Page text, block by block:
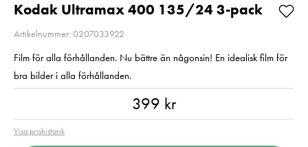
Lägg i
Kodak Ultramax 400 135/24 3-pack
Artikelnummer: 0207033922
Film för alla förhållanden. Nu bättre än någonsin! En idealisk film för
bra bilder i alla förhållanden.
399 kr
Visa prishistorik